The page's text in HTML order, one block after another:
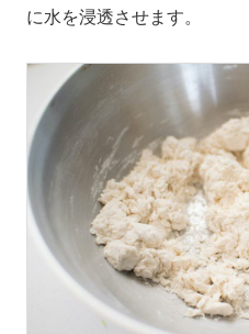
に水を浸透させます。